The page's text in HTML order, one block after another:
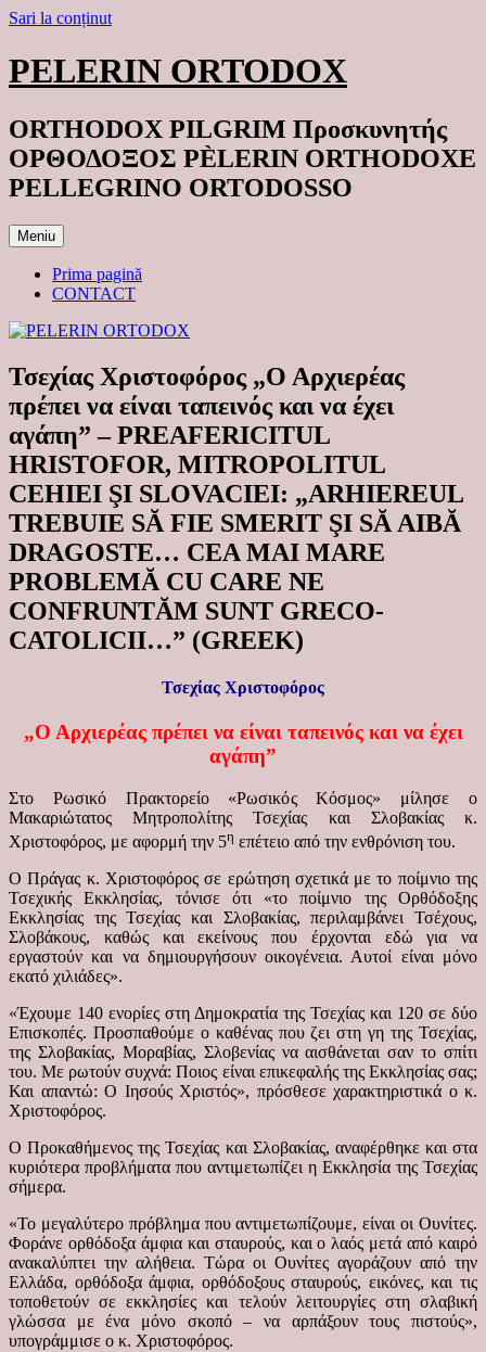
Sari la conținut
PELERIN ORTODOX
ORTHODOX PILGRIM Προσκυνητής
ΟΡΘΟΔΟΞΟΣ PÈLERIN ORTHODOXE
PELLEGRINO ORTODOSSO
Meniu
Prima pagină
CONTACT
Τσεχίας Χριστοφόρος „Ο Αρχιερέας
πρέπει να είναι ταπεινός και να έχει
αγάπη” – PREAFERICITUL
HRISTOFOR, MITROPOLITUL
CEHIEI ŞI SLOVACIEI: „ARHIEREUL
TREBUIE SĂ FIE SMERIT ŞI SĂ AIBĂ
DRAGOSTE… CEA MAI MARE
PROBLEMĂ CU CARE NE
CONFRUNTĂM SUNT GRECO-
CATOLICII…” (GREEK)
Τσεχίας Χριστοφόρος
„Ο Αρχιερέας πρέπει να είναι ταπεινός και να έχει
αγάπη”
Στο Ρωσικό Πρακτορείο «Ρωσικός Κόσμος» μίλησε ο
Μακαριώτατος Μητροπολίτης Τσεχίας και Σλοβακίας κ.
Χριστοφόρος, με αφορμή την 5η επέτειο από την ενθρόνιση του.
Ο Πράγας κ. Χριστοφόρος σε ερώτηση σχετικά με το ποίμνιο της
Τσεχικής Εκκλησίας, τόνισε ότι «το ποίμνιο της Ορθόδοξης
Εκκλησίας της Τσεχίας και Σλοβακίας, περιλαμβάνει Τσέχους,
Σλοβάκους, καθώς και εκείνους που έρχονται εδώ για να
εργαστούν και να δημιουργήσουν οικογένεια. Αυτοί είναι μόνο
εκατό χιλιάδες».
«Έχουμε 140 ενορίες στη Δημοκρατία της Τσεχίας και 120 σε δύο
Επισκοπές. Προσπαθούμε ο καθένας που ζει στη γη της Τσεχίας,
της Σλοβακίας, Μοραβίας, Σλοβενίας να αισθάνεται σαν το σπίτι
του. Με ρωτούν συχνά: Ποιος είναι επικεφαλής της Εκκλησίας σας;
Και απαντώ: Ο Ιησούς Χριστός», πρόσθεσε χαρακτηριστικά ο κ.
Χριστοφόρος.
Ο Προκαθήμενος της Τσεχίας και Σλοβακίας, αναφέρθηκε και στα
κυριότερα προβλήματα που αντιμετωπίζει η Εκκλησία της Τσεχίας
σήμερα.
«Το μεγαλύτερο πρόβλημα που αντιμετωπίζουμε, είναι οι Ουνίτες.
Φοράνε ορθόδοξα άμφια και σταυρούς, και ο λαός μετά από καιρό
ανακαλύπτει την αλήθεια. Τώρα οι Ουνίτες αγοράζουν από την
Ελλάδα, ορθόδοξα άμφια, ορθόδοξους σταυρούς, εικόνες, και τις
τοποθετούν σε εκκλησίες και τελούν λειτουργίες στη σλαβική
γλώσσα με ένα μόνο σκοπό – να αρπάξουν τους πιστούς»,
υπογράμμισε ο κ. Χριστοφόρος.